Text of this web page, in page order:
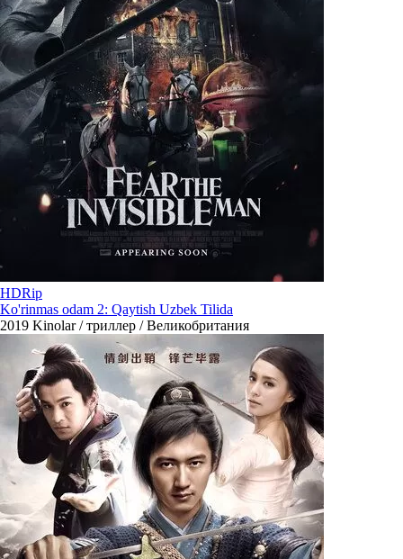
HDRip
Ko'rinmas odam 2: Qaytish Uzbek Tilida
2019 Kinolar / триллер / Великобритания